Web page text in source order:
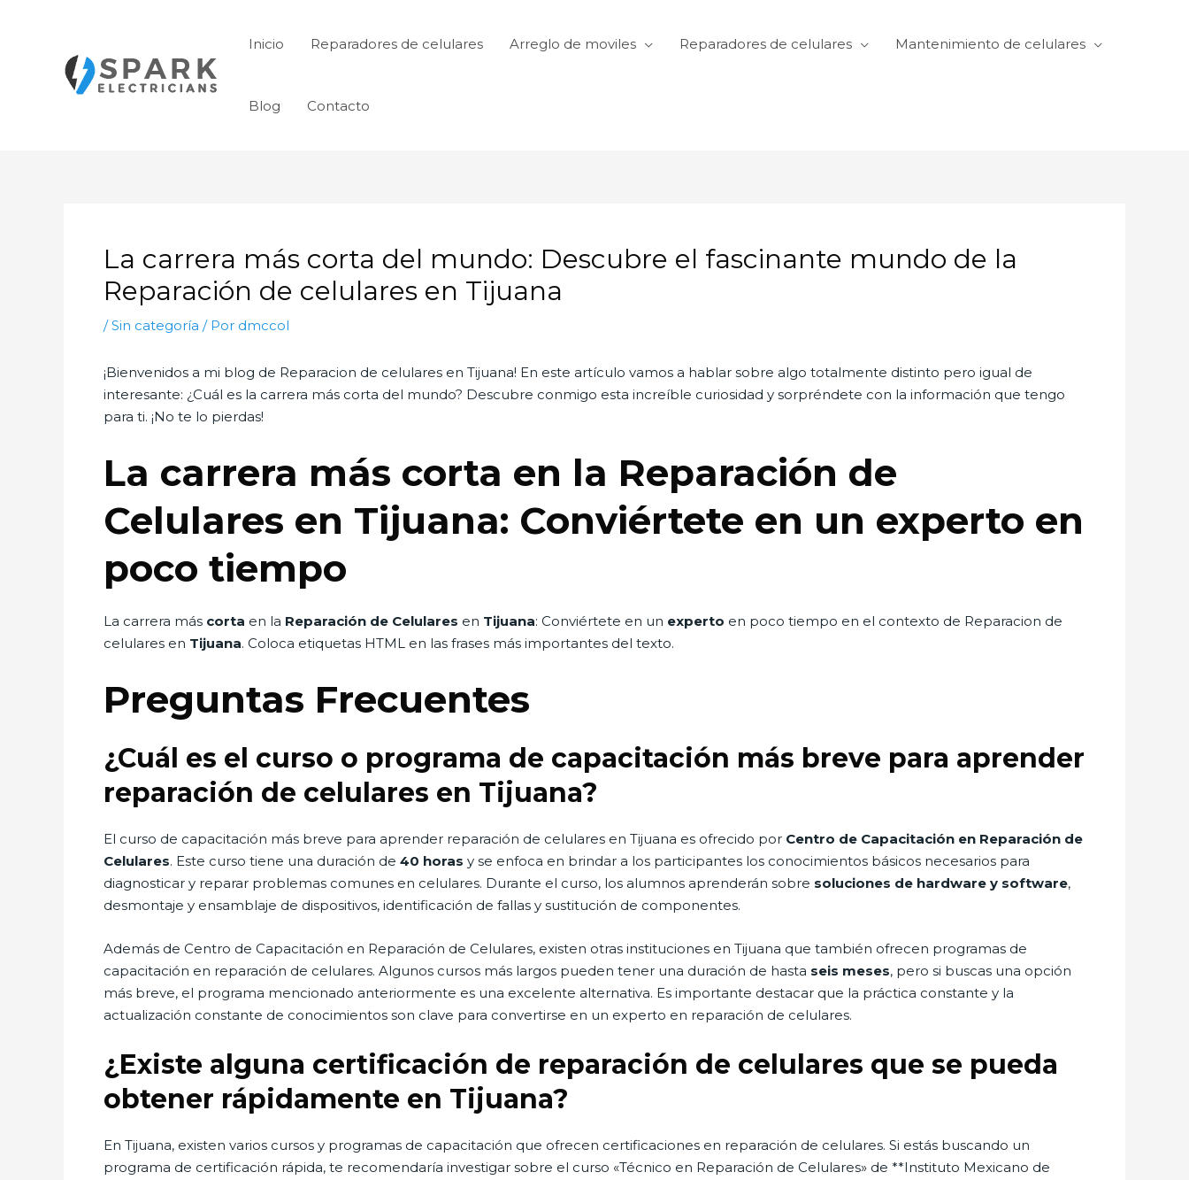
Inicio Reparadores de celulares Arreglo de moviles Reparadores de celulares Mantenimiento de celulares
Blog Contacto
La carrera más corta del mundo: Descubre el fascinante mundo de la
Reparación de celulares en Tijuana
/Sin categoría / Por dmccol
¡Bienvenidos a mi blog de Reparacion de celulares en Tijuana! En este artículo vamos a hablar sobre algo totalmente distinto pero igual de
interesante: ¿Cuál es la carrera más corta del mundo? Descubre conmigo esta increíble curiosidad y sorpréndete con la información que tengo
para ti. ¡No te lo pierdas!
La carrera más corta en la Reparación de
Celulares en Tijuana: Conviértete en un experto en
poco tiempo
La carrera más corta en la Reparación de Celulares en Tijuana: Conviértete en un experto en poco tiempo en el contexto de Reparacion de
celulares en Tijuana. Coloca etiquetas HTML en las frases más importantes del texto.
Preguntas Frecuentes
¿Cuál es el curso o programa de capacitación más breve para aprender
reparación de celulares en Tijuana?
El curso de capacitación más breve para aprender reparación de celulares en Tijuana es ofrecido por Centro de Capacitación en Reparación de
Celulares. Este curso tiene una duración de 40 horas y se enfoca en brindar a los participantes los conocimientos básicos necesarios para
diagnosticar y reparar problemas comunes en celulares. Durante el curso, los alumnos aprenderán sobre soluciones de hardware y software,
desmontaje y ensamblaje de dispositivos, identificación de fallas y sustitución de componentes.
Además de Centro de Capacitación en Reparación de Celulares, existen otras instituciones en Tijuana que también ofrecen programas de
capacitación en reparación de celulares. Algunos cursos más largos pueden tener una duración de hasta seis meses, pero si buscas una opción
más breve, el programa mencionado anteriormente es una excelente alternativa. Es importante destacar que la práctica constante y la
actualización constante de conocimientos son clave para convertirse en un experto en reparación de celulares.
¿Existe alguna certificación de reparación de celulares que se pueda
obtener rápidamente en Tijuana?
En Tijuana, existen varios cursos y programas de capacitación que ofrecen certificaciones en reparación de celulares. Si estás buscando un
programa de certificación rápida, te recomendaría investigar sobre el curso «Técnico en Reparación de Celulares» de **Instituto Mexicano de